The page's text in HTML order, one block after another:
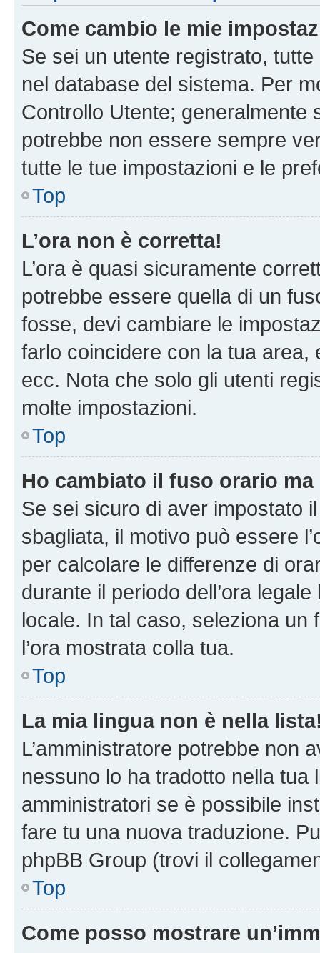
Come cambio le mie
Se sei un utente registrato,
nel database del sistema. Per
Controllo Utente; generalmente
potrebbe non essere sempre
tutte le tue impostazioni e le
Top
L’ora non è corretta!
L’ora è quasi sicuramente
potrebbe essere quella di un
fosse, devi cambiare le
farlo coincidere con la tua area,
ecc. Nota che solo gli utenti
molte impostazioni.
Top
Ho cambiato il fuso orario ma
Se sei sicuro di aver impostato
sbagliata, il motivo può essere
per calcolare le differenze di
durante il periodo dell’ora
locale. In tal caso, seleziona
l’ora mostrata colla tua.
Top
La mia lingua non è nella
L’amministratore potrebbe non
nessuno lo ha tradotto nella tua
amministratori se è possibile
fare tu una nuova traduzione.
phpBB Group (trovi il
Top
Come posso mostrare